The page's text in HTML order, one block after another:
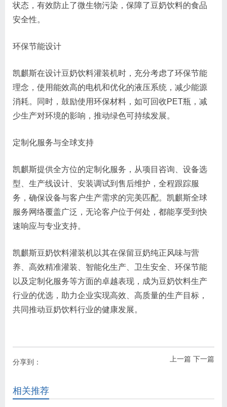
状态，有效防止了微生物污染，保障了豆奶饮料的食品
安全性。
环保节能设计
凯麒斯在设计豆奶饮料灌装机时，充分考虑了环保节能
理念，使用能效高的电机和优化的液压系统，减少能源
消耗。同时，鼓励使用环保材料，如可回收PET瓶，减
少生产对环境的影响，推动绿色可持续发展。
定制化服务与全球支持
凯麒斯提供全方位的定制化服务，从项目咨询、设备选
型、生产线设计、安装调试到售后维护，全程跟踪服
务，确保设备与客户生产需求的完美匹配。凯麒斯全球
服务网络覆盖广泛，无论客户位于何处，都能享受到快
速响应与专业支持。
凯麒斯豆奶饮料灌装机以其在保留豆奶纯正风味与营
养、高效精准灌装、智能化生产、卫生安全、环保节能
以及定制化服务等方面的卓越表现，成为豆奶饮料生产
行业的优选，助力企业实现高效、高质量的生产目标，
共同推动豆奶饮料行业的健康发展。
上一篇 下一篇
分享到：
相关推荐